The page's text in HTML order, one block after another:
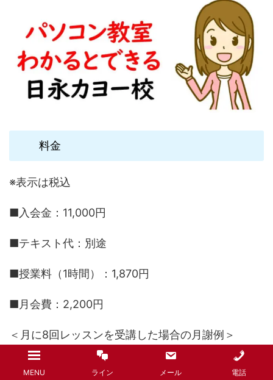
料金
※表示は税込
■入会金：11,000円
■テキスト代：別途
■授業料（1時間）：1,870円
■月会費：2,200円
＜月に8回レッスンを受講した場合の月謝例＞
1,870円×8回＝14,960円
MENU ライン メール 電話